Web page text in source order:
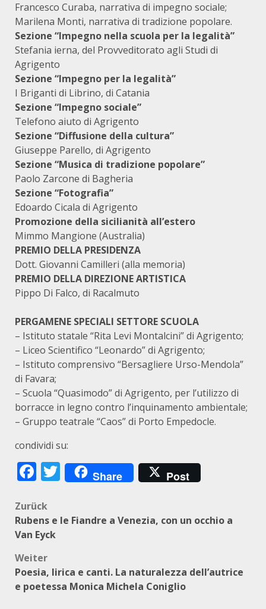
Francesco Curaba, narrativa di impegno sociale;
Marilena Monti, narrativa di tradizione popolare.
Sezione “Impegno nella scuola per la legalità”
Stefania ierna, del Provveditorato agli Studi di
Agrigento
Sezione “Impegno per la legalità”
I Briganti di Librino, di Catania
Sezione “Impegno sociale”
Telefono aiuto di Agrigento
Sezione “Diffusione della cultura”
Giuseppe Parello, di Agrigento
Sezione “Musica di tradizione popolare”
Paolo Zarcone di Bagheria
Sezione “Fotografia”
Edoardo Cicala di Agrigento
Promozione della sicilianità all’estero
Mimmo Mangione (Australia)
PREMIO DELLA PRESIDENZA
Dott. Giovanni Camilleri (alla memoria)
PREMIO DELLA DIREZIONE ARTISTICA
Pippo Di Falco, di Racalmuto
PERGAMENE SPECIALI SETTORE SCUOLA
– Istituto statale “Rita Levi Montalcini” di Agrigento;
– Liceo Scientifico “Leonardo” di Agrigento;
– Istituto comprensivo “Bersagliere Urso-Mendola”
di Favara;
– Scuola “Quasimodo” di Agrigento, per l’utilizzo di
borracce in legno contro l’inquinamento ambientale;
– Gruppo teatrale “Caos” di Porto Empedocle.
condividi su:
Facebook
Twitter
Share Post
Beitragsnavigation
Zurück
Rubens e le Fiandre a Venezia, con un occhio a
Van Eyck
Weiter
Poesia, lirica e canti. La naturalezza dell’autrice
e poetessa Monica Michela Coniglio